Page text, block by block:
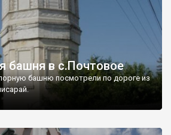
башня в с.Почтовое
башню посмотрели по дороге из